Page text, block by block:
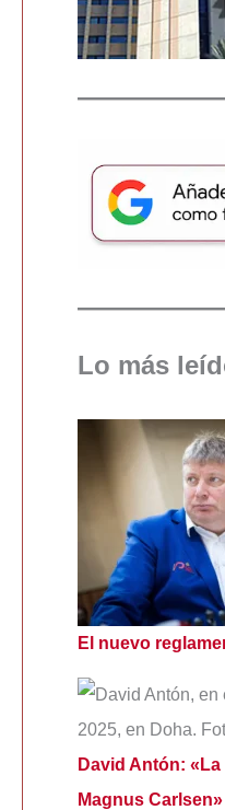
Lo más
El nuevo
David Antón:
Magnus Carlsen»